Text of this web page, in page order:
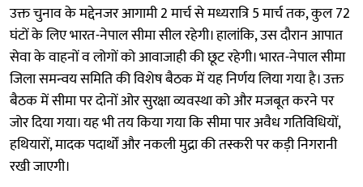
उक्त चुनाव के मद्देनजर आगामी 2 मार्च से मध्यरात्रि 5 मार्च तक, कुल 72
घंटों के लिए भारत-नेपाल सीमा सील रहेगी। हालांकि, उस दौरान आपात
सेवा के वाहनों व लोगों को आवाजाही की छूट रहेगी। भारत-नेपाल सीमा
जिला समन्वय समिति की विशेष बैठक में यह निर्णय लिया गया है। उक्त
बैठक में सीमा पर दोनों ओर सुरक्षा व्यवस्था को और मजबूत करने पर
जोर दिया गया। यह भी तय किया गया कि सीमा पार अवैध गतिविधियों,
हथियारों, मादक पदार्थों और नकली मुद्रा की तस्करी पर कड़ी निगरानी
रखी जाएगी।